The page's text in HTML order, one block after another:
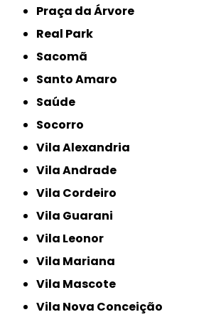
Praça da Árvore
Real Park
Sacomã
Santo Amaro
Saúde
Socorro
Vila Alexandria
Vila Andrade
Vila Cordeiro
Vila Guarani
Vila Leonor
Vila Mariana
Vila Mascote
Vila Nova Conceição